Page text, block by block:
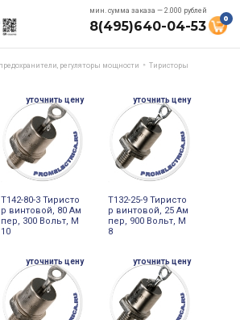
мин. сумма заказа — 2.000 рублей
8(495)640-04-53 0
регуляторы мощности Тиристоры
уточнить цену
Т142-80-3 Тиристо
р винтовой, 80 Ам
пер, 300 Вольт, М
10
уточнить цену
Т132-25-9 Тиристо
р винтовой, 25 Ам
пер, 900 Вольт, М
8
уточнить цену уточнить цену